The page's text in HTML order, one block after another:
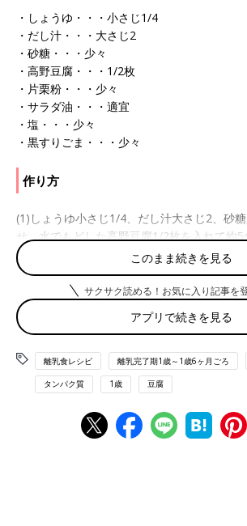
・しょうゆ・・・小さじ1/4
・だし汁・・・大さじ2
・砂糖・・・少々
・高野豆腐・・・1/2枚
・片栗粉・・・少々
・サラダ油・・・適宜
・塩・・・少々
・黒すりごま・・・少々
作り方
(1)しょうゆ小さじ1/4、だし汁大さじ2、砂
せ、水でもどした高野豆腐1/2枚を入れて約
4つに切り、汁けをよく絞る。
(2)(1)に片栗粉少々をまぶし、中温（約170
適宜で揚げ、器に盛る。塩・黒すりごま各少
刻んで食べさせる。
※油がはねることがあるので、高野豆腐の汁
■参考：『すぐわかる! 離乳食』（ベネッセコ
刊）より抜粋。情報は書籍掲載時のものです。
離乳食完了期1歳 ～1歳6ヶ月 [ぱくぱく期] 進
ピ、離乳食動画 きほんの離乳食
このまま続きを見る
サクサク読める！お気に入り記事を
アプリで続きを見る
離乳食レシピ 離乳完了期1歳～1歳6ヶ月ごろ
タンパク質 1歳 豆腐